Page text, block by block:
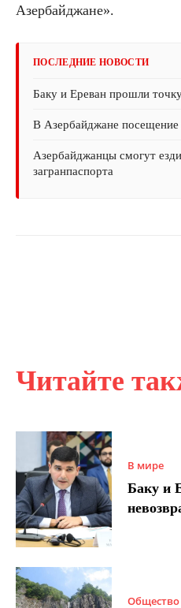
Читайте
В мире
Баку и
Общество
Азербайджане».
ПОСЛЕДНИЕ НОВОСТИ
Баку и Ереван прошли
В Азербайджане посещение
Азербайджанцы смогут
загранпаспорта